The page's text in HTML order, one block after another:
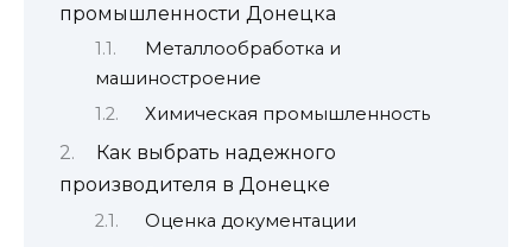
промышленности Донецка
Металлообработка и
машиностроение
Химическая промышленность
Как выбрать надежного
производителя в Донецке
Оценка документации